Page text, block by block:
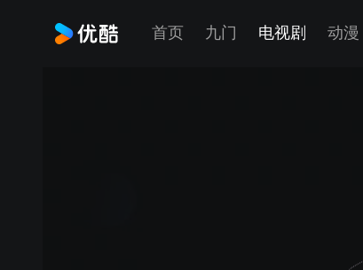
首页 九门 电视剧 动漫